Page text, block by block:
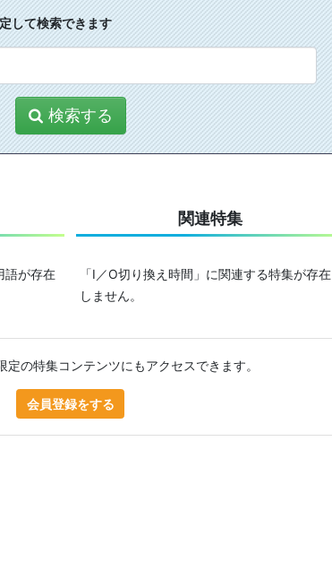
して検索できます
検索する
関連特集
語が存在
「I／O切り換え時間」に関連する特集が存在
しません。
定の特集コンテンツにもアクセスできます。
会員登録をする